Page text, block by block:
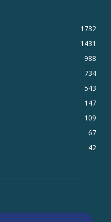
1732
1431
988
734
543
147
109
67
42